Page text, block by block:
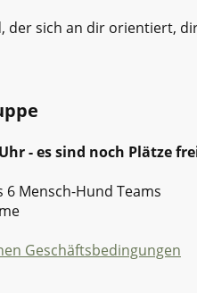
der sich an dir orientiert,
- es sind noch Plätze
Mensch-Hund Teams
Geschäftsbedingungen